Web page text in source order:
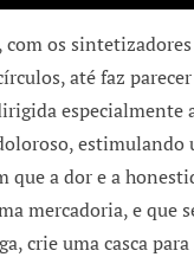
com os
até faz
especialmente
estimulando
que a dor e a
mercadoria, e que
crie uma casca